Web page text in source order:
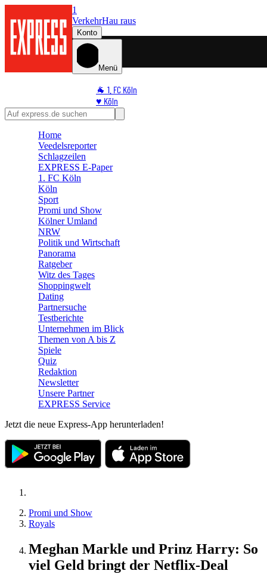
1
VerkehrHau raus
Konto
Menü
🐐 1. FC Köln
♥️ Köln
⭐ Promi
🛒 Shoppingwelt
Home
Veedelsreporter
Schlagzeilen
EXPRESS E-Paper
1. FC Köln
Köln
Sport
Promi und Show
Kölner Umland
NRW
Politik und Wirtschaft
Panorama
Ratgeber
Witz des Tages
Shoppingwelt
Dating
Partnersuche
Testberichte
Unternehmen im Blick
Themen von A bis Z
Spiele
Quiz
Redaktion
Newsletter
Unsere Partner
EXPRESS Service
Jetzt die neue Express-App herunterladen!
Promi und Show
Royals
Meghan Markle und Prinz Harry: So
viel Geld bringt der Netflix-Deal